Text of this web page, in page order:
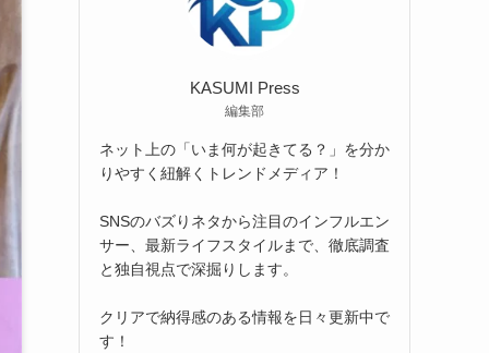
KASUMI Press
編集部
ネット上の「いま何が起きてる？」を分か
りやすく紐解くトレンドメディア！
SNSのバズりネタから注目のインフルエン
サー、最新ライフスタイルまで、徹底調査
と独自視点で深掘りします。
クリアで納得感のある情報を日々更新中で
す！